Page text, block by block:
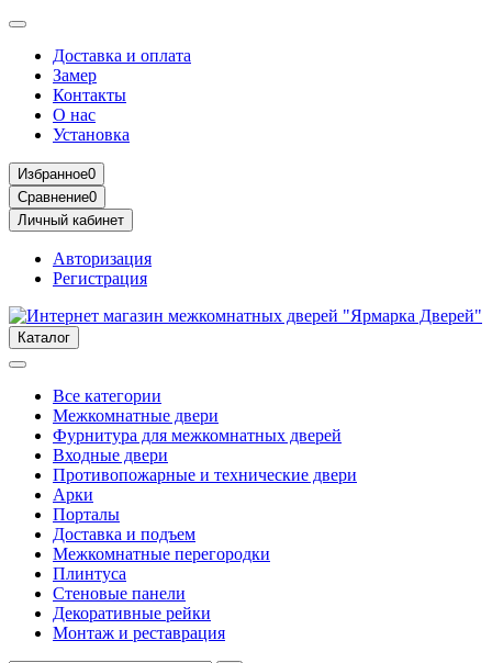
Доставка и оплата
Замер
Контакты
О нас
Установка
Избранное0
Сравнение0
Личный кабинет
Авторизация
Регистрация
Каталог
Все категории
Межкомнатные двери
Фурнитура для межкомнатных дверей
Входные двери
Противопожарные и технические двери
Арки
Порталы
Доставка и подъем
Межкомнатные перегородки
Плинтуса
Стеновые панели
Декоративные рейки
Монтаж и реставрация